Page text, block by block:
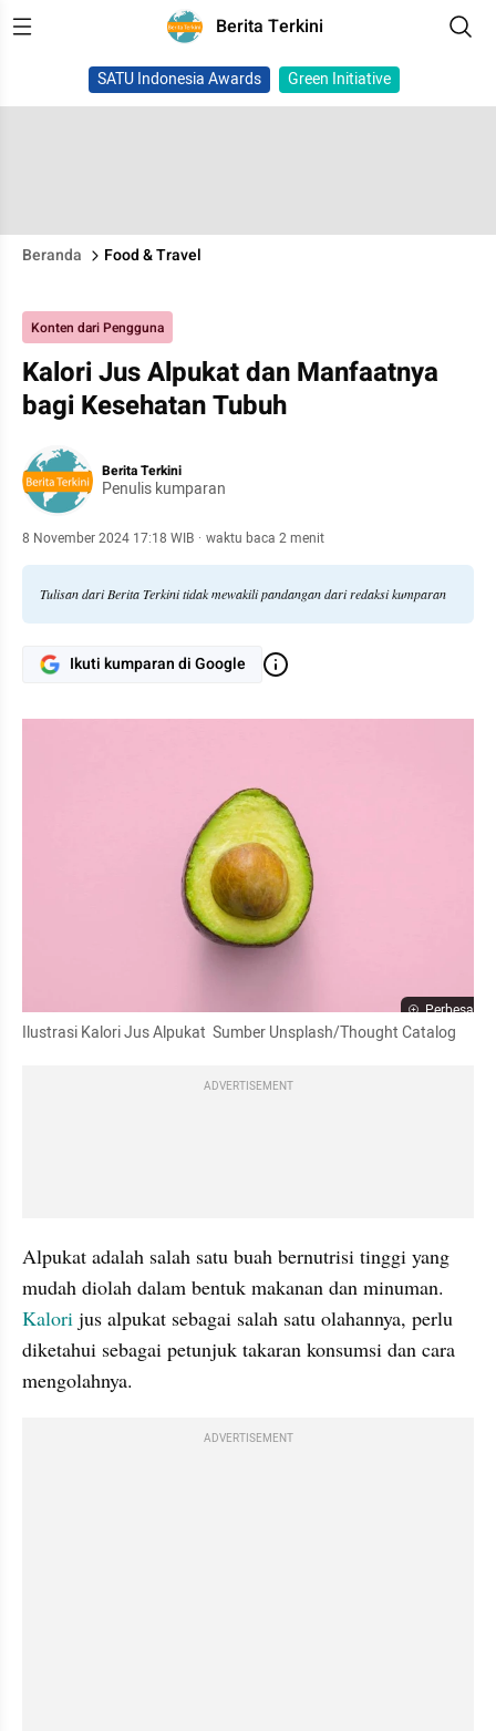
Berita Terkini
SATU Indonesia Awards Green Initiative
Beranda Food & Travel
Konten dari Pengguna
Kalori Jus Alpukat dan Manfaatnya
bagi Kesehatan Tubuh
Berita Terkini
Penulis kumparan
8 November 2024 17:18 WIB · waktu baca 2 menit
Tulisan dari Berita Terkini tidak mewakili pandangan dari redaksi kumparan
Ikuti kumparan di Google
Perbesar
Ilustrasi Kalori Jus Alpukat  Sumber Unsplash/Thought Catalog
ADVERTISEMENT
Alpukat adalah salah satu buah bernutrisi tinggi yang
Kalori jus alpukat sebagai salah satu olahannya, perlu
diketahui sebagai petunjuk takaran konsumsi dan cara
mengolahnya.
ADVERTISEMENT